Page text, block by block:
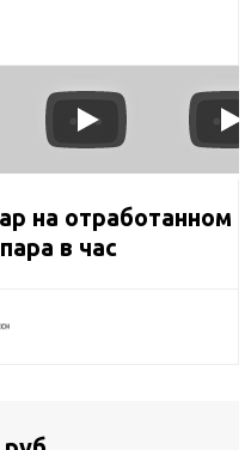
на отработанном
в час